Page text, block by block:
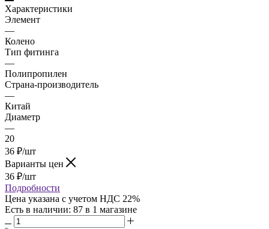
Характеристики
Элемент
—
Колено
Тип фитинга
—
Полипропилен
Страна-производитель
—
Китай
Диаметр
—
20
36 ₽/шт
Варианты цен
36 ₽/шт
Подробности
Цена указана с учетом НДС 22%
Есть в наличии: 87 в 1 магазине